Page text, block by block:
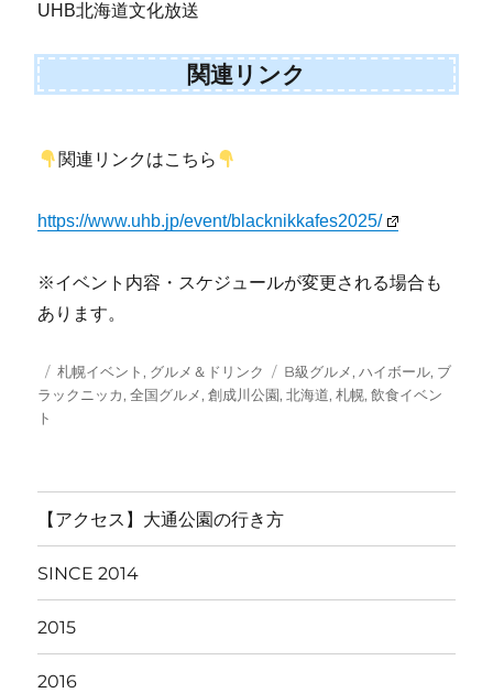
UHB北海道文化放送
関連リンク
関連リンクはこちら
https://www.uhb.jp/event/blacknikkafes2025/
※イベント内容・スケジュールが変更される場合も
あります。
投
稿
日:
カ
テ
札幌イベント, グルメ＆ドリンク
タ
グ
B級グルメ,ハイボール, ブ
ラックニッカ,全国グルメ,創成川公園,北海道,札幌,飲食イベン
ト
【アクセス】大通公園の行き方
SINCE 2014
2015
2016